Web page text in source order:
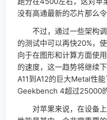
没有高通最新的芯片那么令
不过，通过一些架构调
的测试中可以再快20%，
向于在图形和计算方面使
的速度，这一趋势将继续
A11到A12的巨大Metal性
Geekbench 4超过25000
对苹果来说，在设备上